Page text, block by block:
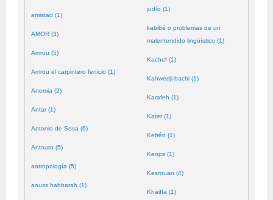
amistad (1)
AMOR (3)
Amrou (5)
Amrou el carpintero fenicio (1)
Anomia (2)
Antar (1)
Antonio de Sosa (6)
Antoura (5)
antropología (5)
aouss habbarah (1)
judío (1)
kabibé o problemas de un
malentendido lingüístico (1)
Kachef (1)
Kahwedji-bachi (1)
Karafeh (1)
Kater (1)
Kefrén (1)
Keops (1)
Kesrouan (4)
Khaiffa (1)